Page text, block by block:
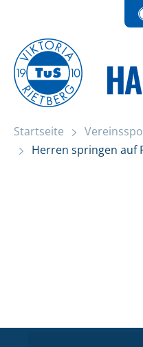
springen
Startseite Herren
Startseite
Herren springen auf